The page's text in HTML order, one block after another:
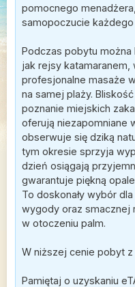
pomocnego
samopoczucie
Podczas pobytu można
jak rejsy
profesjonalne masaże
na samej plaży.
poznanie miejskich
oferują niezapomniane
obserwuje się dziką
tym okresie sprzyja
dzień osiągają
gwarantuje piękną
To doskonały wybór
wygody oraz smacznej
w otoczeniu palm.
W niższej cenie pobyt z
Pamiętaj o uzyskaniu